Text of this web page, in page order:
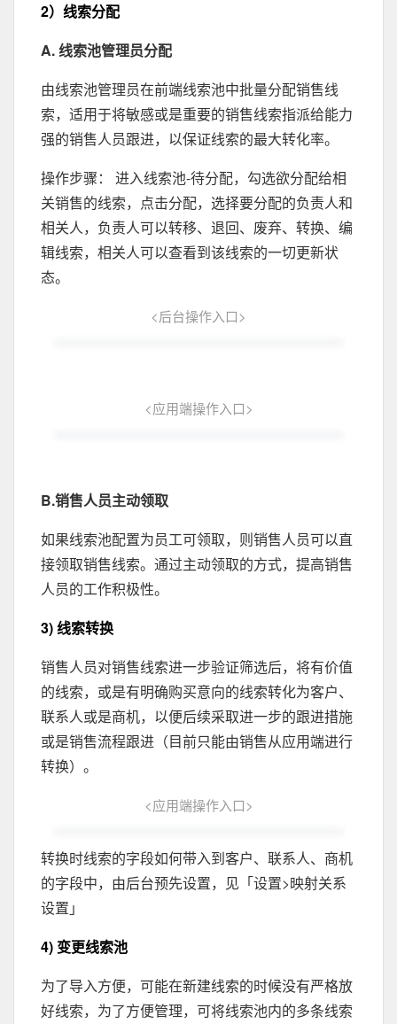
2）线索分配
A. 线索池管理员分配
由线索池管理员在前端线索池中批量分配销售线
索，适用于将敏感或是重要的销售线索指派给能力
强的销售人员跟进，以保证线索的最大转化率。
操作步骤： 进入线索池-待分配，勾选欲分配给相
关销售的线索，点击分配，选择要分配的负责人和
相关人，负责人可以转移、退回、废弃、转换、编
辑线索，相关人可以查看到该线索的一切更新状
态。
<后台操作入口>
<应用端操作入口>
B.销售人员主动领取
如果线索池配置为员工可领取，则销售人员可以直
接领取销售线索。通过主动领取的方式，提高销售
人员的工作积极性。
3) 线索转换
销售人员对销售线索进一步验证筛选后，将有价值
的线索，或是有明确购买意向的线索转化为客户、
联系人或是商机，以便后续采取进一步的跟进措施
或是销售流程跟进（目前只能由销售从应用端进行
转换）。
<应用端操作入口>
转换时线索的字段如何带入到客户、联系人、商机
的字段中，由后台预先设置，见「设置>映射关系
设置」
4) 变更线索池
为了导入方便，可能在新建线索的时候没有严格放
好线索，为了方便管理，可将线索池内的多条线索